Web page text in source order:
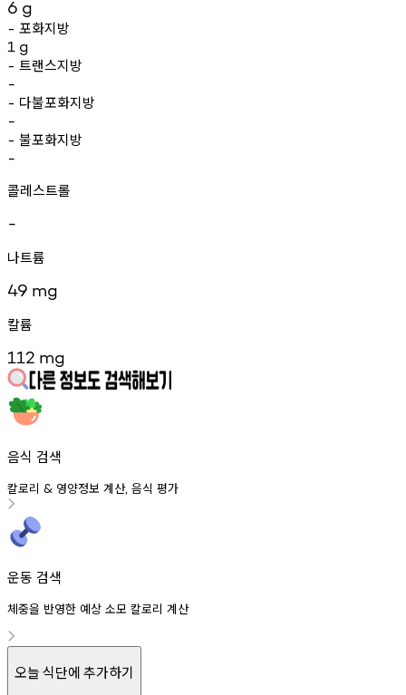
6 g
- 포화지방
1 g
- 트랜스지방
-
- 다불포화지방
-
- 불포화지방
-
콜레스트롤
-
나트륨
49 mg
칼륨
112 mg
음식 검색
칼로리 & 영양정보 계산, 음식 평가
운동 검색
체중을 반영한 예상 소모 칼로리 계산
오늘 식단에 추가하기